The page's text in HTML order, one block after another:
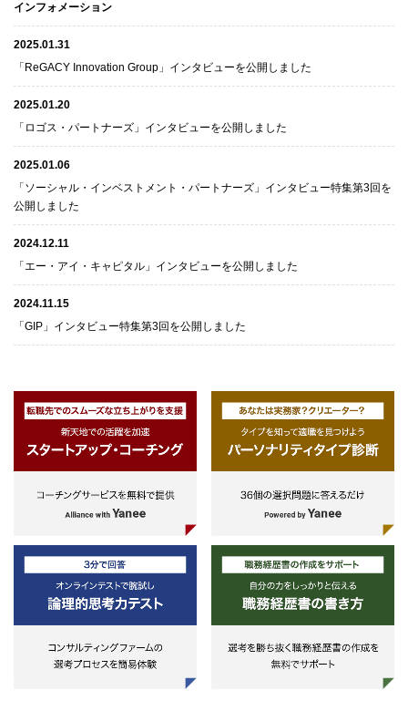
インフォメーション
2025.01.31
「ReGACY Innovation Group」インタビューを公開しました
2025.01.20
「ロゴス・パートナーズ」インタビューを公開しました
2025.01.06
「ソーシャル・インベストメント・パートナーズ」インタビュー特集第3回を
公開しました
2024.12.11
「エー・アイ・キャピタル」インタビューを公開しました
2024.11.15
「GIP」インタビュー特集第3回を公開しました